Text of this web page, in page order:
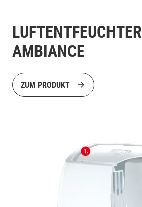
LUFTENTFEUCHTER
AMBIANCE
ZUM PRODUKT